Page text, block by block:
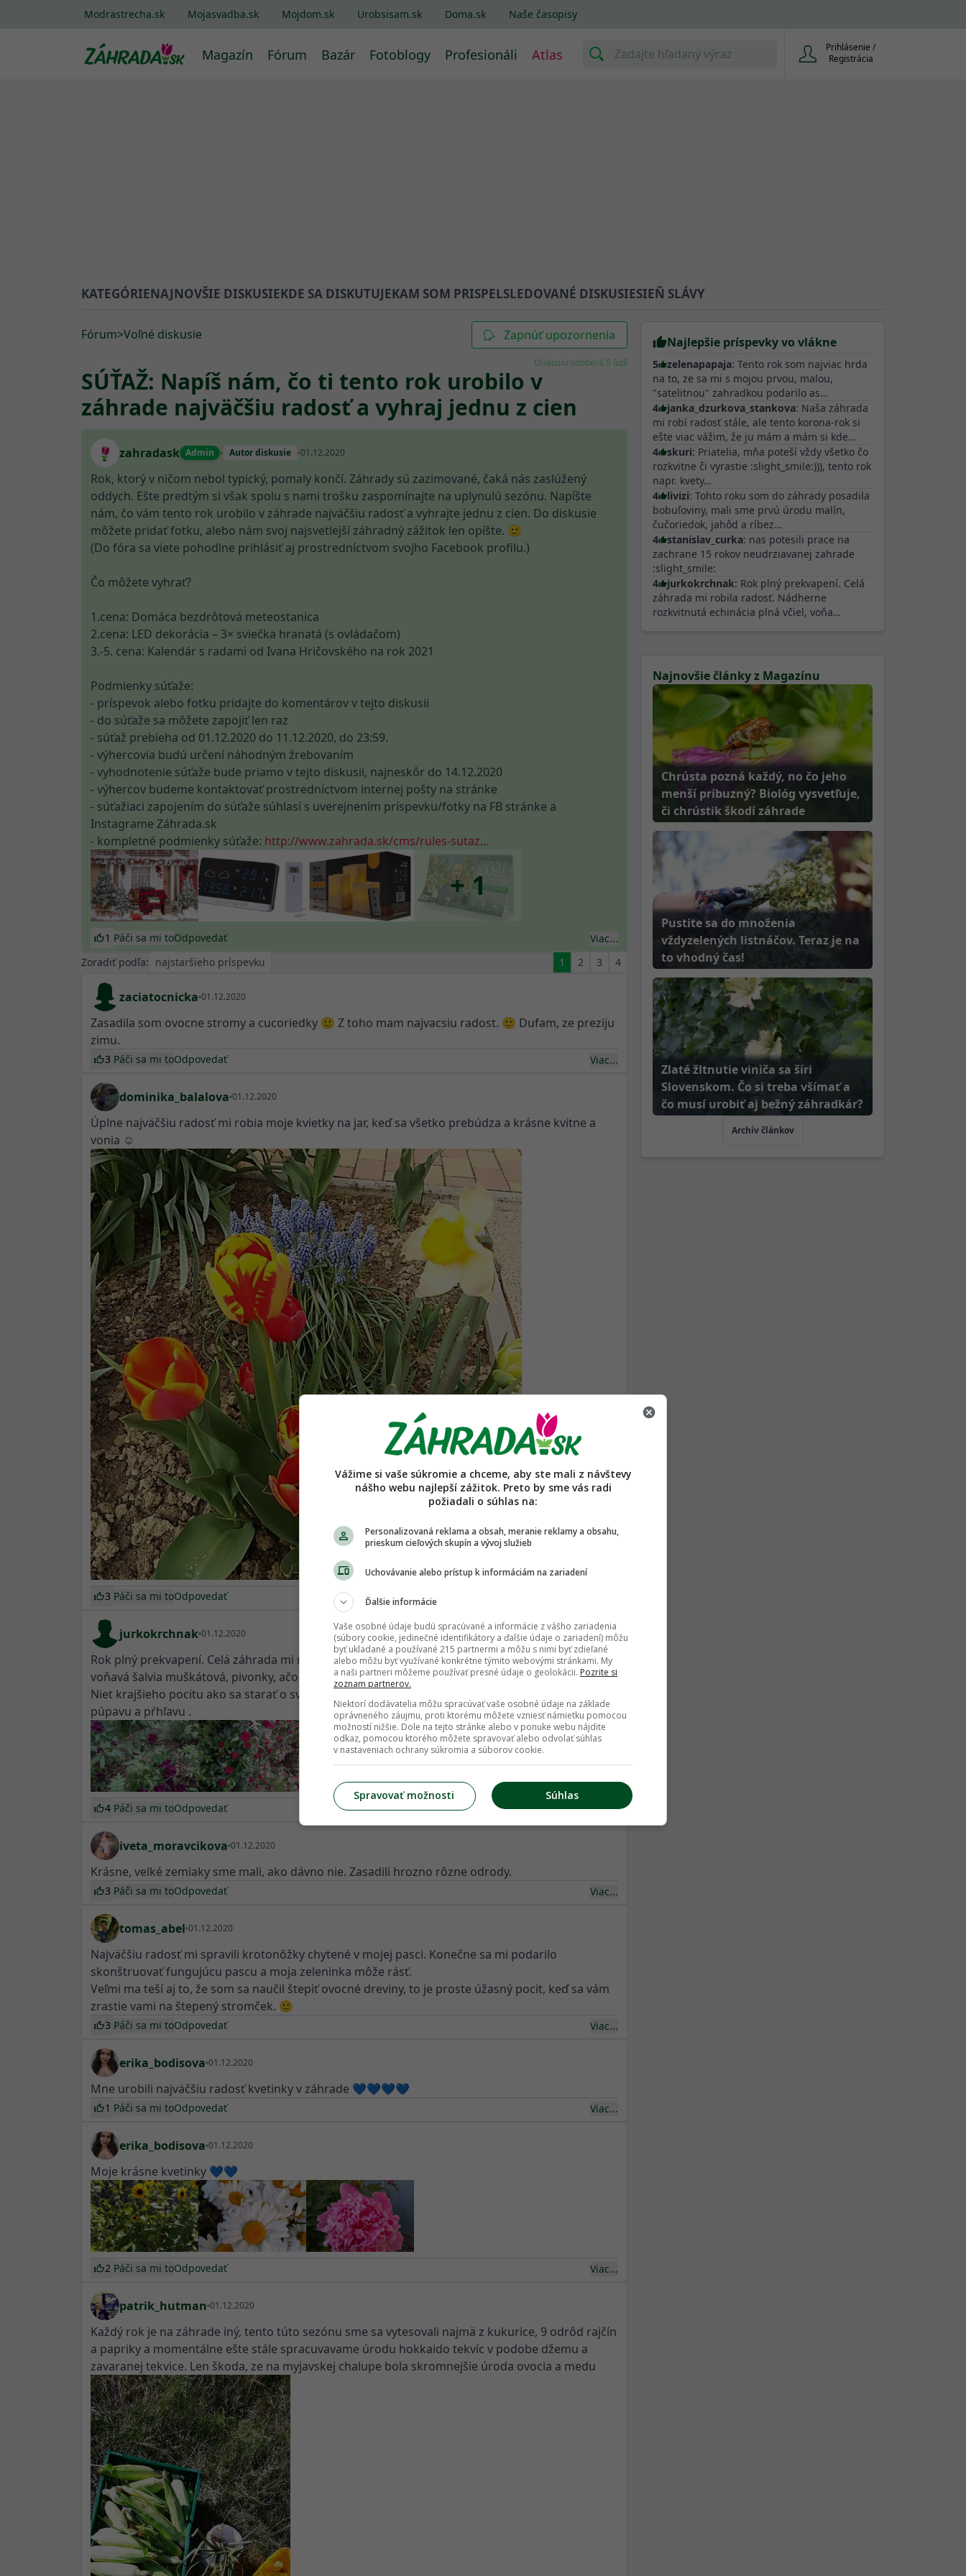
Modrastrecha.sk Mojasvadba.sk Mojdom.sk Urobsisam.sk Doma.sk Naše časopisy
Magazín Fórum Bazár Fotoblogy Profesionáli Atlas
Prihlásenie /
Registrácia
KATEGÓRIENAJNOVŠIE DISKUSIEKDE SA DISKUTUJEKAM SOM PRISPELSLEDOVANÉ DISKUSIESIEŇ SLÁVY
Fórum>Voľné diskusie Zapnúť upozornenia
Diskusiu odoberá 5 ľudí
SÚŤAŽ: Napíš nám, čo ti tento rok urobilo v
záhrade najväčšiu radosť a vyhraj jednu z cien
zahradask Admin Autor diskusie 01.12.2020
Rok, ktorý v ničom nebol typický, pomaly končí. Záhrady sú zazimované, čaká nás zaslúžený
oddych. Ešte predtým si však spolu s nami trošku zaspomínajte na uplynulú sezónu. Napíšte
nám, čo vám tento rok urobilo v záhrade najväčšiu radosť a vyhrajte jednu z cien. Do diskusie
môžete pridať fotku, alebo nám svoj najsvetlejší záhradný zážitok len opíšte. 🙂
(Do fóra sa viete pohodlne prihlásiť aj prostredníctvom svojho Facebook profilu.)
Čo môžete vyhrať?
1.cena: Domáca bezdrôtová meteostanica
2.cena: LED dekorácia – 3× sviečka hranatá (s ovládačom)
3.-5. cena: Kalendár s radami od Ivana Hričovského na rok 2021
Podmienky súťaže:
- príspevok alebo fotku pridajte do komentárov v tejto diskusii
- do súťaže sa môžete zapojiť len raz
- súťaž prebieha od 01.12.2020 do 11.12.2020, do 23:59.
- výhercovia budú určení náhodným žrebovaním
- vyhodnotenie súťaže bude priamo v tejto diskusii, najneskôr do 14.12.2020
- výhercov budeme kontaktovať prostredníctvom internej pošty na stránke
- súťažiaci zapojením do súťaže súhlasí s uverejnením príspevku/fotky na FB stránke a
Instagrame Záhrada.sk
- kompletné podmienky súťaže: http://www.zahrada.sk/cms/rules-sutaz...
+ 1
1 Páči sa mi toOdpovedať
Viac...
Zoradiť podľa:
1 2 3 4
zaciatocnicka 01.12.2020
Zasadila som ovocne stromy a cucoriedky 🙂 Z toho mam najvacsiu radost. 🙂 Dufam, ze preziju
zimu.
3 Páči sa mi toOdpovedať Viac...
dominika_balalova 01.12.2020
Úplne najväčšiu radosť mi robia moje kvietky na jar, keď sa všetko prebúdza a krásne kvitne a
vonia ☺️
3 Páči sa mi toOdpovedať
jurkokrchnak 01.12.2020
Rok plný prekvapení. Celá záhrada mi robila radosť. Nádherne rozkvitnutá echinácia plná včiel,
voňavá šalvia muškátová, pivonky, ačokča, maliny, jablká, ríbezle, jahody.
Niet krajšieho pocitu ako sa starať o svoju záhradu. Každučkú jednu rastlinu milujem. Áno, aj tú
púpavu a pŕhľavu .
+ 2
4 Páči sa mi toOdpovedať Viac...
iveta_moravcikova 01.12.2020
Krásne, velké zemiaky sme mali, ako dávno nie. Zasadili hrozno rôzne odrody.
3 Páči sa mi toOdpovedať Viac...
tomas_abel 01.12.2020
Najväčšiu radosť mi spravili krotonôžky chytené v mojej pasci. Konečne sa mi podarilo
skonštruovať fungujúcu pascu a moja zeleninka môže rásť.
Veľmi ma teší aj to, že som sa naučil štepiť ovocné dreviny, to je proste úžasný pocit, keď sa vám
zrastie vami na štepený stromček. 🙂
3 Páči sa mi toOdpovedať Viac...
erika_bodisova 01.12.2020
Mne urobili najväčšiu radosť kvetinky v záhrade 💙💙💙💙
1 Páči sa mi toOdpovedať Viac...
erika_bodisova 01.12.2020
Moje krásne kvetinky 💙💙
2 Páči sa mi toOdpovedať Viac...
patrik_hutman 01.12.2020
Každý rok je na záhrade iný, tento túto sezónu sme sa vytesovali najmä z kukurice, 9 odrôd rajčín
a papriky a momentálne ešte stále spracuvavame úrodu hokkaido tekvíc v podobe džemu a
zavaranej tekvice. Len škoda, ze na myjavskej chalupe bola skromnejšie úroda ovocia a medu
Najlepšie príspevky vo vlákne
5 zelenapapaja: Tento rok som najviac hrda
na to, ze sa mi s mojou prvou, malou,
"satelitnou" zahradkou podarilo as…
4
janka_dzurkova_stankova: Naša záhrada
mi robí radosť stále, ale tento korona-rok si
ešte viac vážim, že ju mám a mám si kde…
4
skuri: Priatelia, mňa poteší vždy všetko čo
rozkvitne či vyrastie :slight_smile:))), tento rok
napr. kvety…
4
livizi: Tohto roku som do záhrady posadila
bobuľoviny, mali sme prvú úrodu malín,
čučoriedok, jahôd a ríbez…
4
stanislav_curka: nas potesili prace na
zachrane 15 rokov neudrziavanej zahrade
:slight_smile:
4
jurkokrchnak: Rok plný prekvapení. Celá
záhrada mi robila radosť. Nádherne
rozkvitnutá echinácia plná včiel, voňa…
Najnovšie články z Magazínu
Chrústa pozná každý, no čo jeho
menší príbuzný? Biológ vysvetľuje,
či chrústik škodí záhrade
Pustite sa do množenia
vždyzelených listnáčov. Teraz je na
to vhodný čas!
Zlaté žltnutie viniča sa šíri
Slovenskom. Čo si treba všímať a
čo musí urobiť aj bežný záhradkár?
Archív článkov
Vážime si vaše súkromie a chceme, aby ste mali z návštevy
nášho webu najlepší zážitok. Preto by sme vás radi
požiadali o súhlas na:
Personalizovaná reklama a obsah, meranie reklamy a obsahu,
prieskum cieľových skupín a vývoj služieb
Uchovávanie alebo prístup k informáciám na zariadení
Ďalšie informácie
Vaše osobné údaje budú spracúvané a informácie z vášho zariadenia
(súbory cookie, jedinečné identifikátory a ďalšie údaje o zariadení) môžu
byť ukladané a používané 215 partnermi a môžu s nimi byť zdieľané
alebo môžu byť využívané konkrétne týmito webovými stránkami. My
a naši partneri môžeme používať presné údaje o geolokácii. Pozrite si
zoznam partnerov.
Niektorí dodávatelia môžu spracúvať vaše osobné údaje na základe
oprávneného záujmu, proti ktorému môžete vzniesť námietku pomocou
možností nižšie. Dole na tejto stránke alebo v ponuke webu nájdite
odkaz, pomocou ktorého môžete spravovať alebo odvolať súhlas
v nastaveniach ochrany súkromia a súborov cookie.
Súhlas
Spravovať možnosti